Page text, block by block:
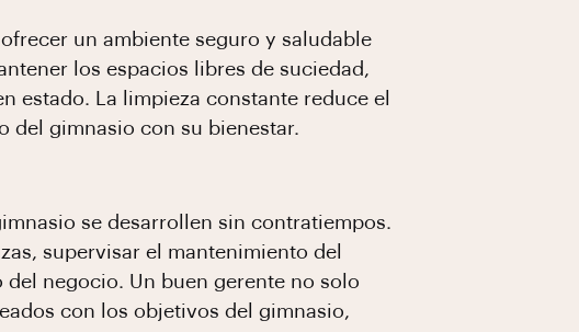
un ambiente seguro y saludable
los espacios libres de suciedad,
estado. La limpieza constante reduce el
del gimnasio con su bienestar.
se desarrollen sin contratiempos.
supervisar el mantenimiento del
negocio. Un buen gerente no solo
con los objetivos del gimnasio,